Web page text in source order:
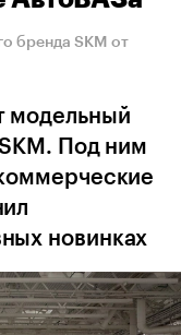
бренда SKM от
модельный
Под ним
новинках